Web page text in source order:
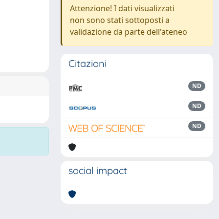
Attenzione! I dati visualizzati
non sono stati sottoposti a
validazione da parte dell'ateneo
Citazioni
ND
ND
ND
social impact